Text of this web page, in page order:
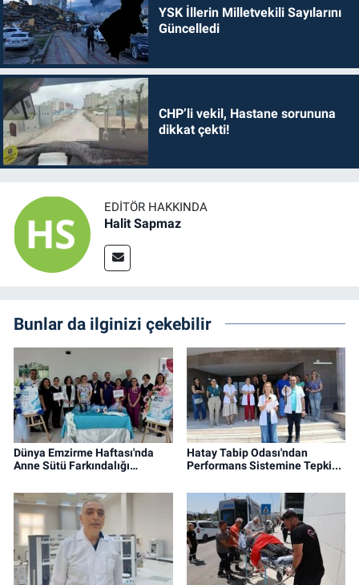
YSK İllerin Milletvekili Sayılarını
Güncelledi
CHP’li vekil, Hastane sorununa
dikkat çekti!
EDITÖR HAKKINDA
Halit Sapmaz
Bunlar da ilginizi çekebilir
Dünya Emzirme Haftası'nda
Anne Sütü Farkındalığı…
Hatay Tabip Odası'ndan
Performans Sistemine Tepki...